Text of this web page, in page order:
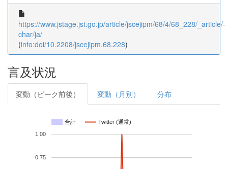
https://www.jstage.jst.go.jp/article/jscejipm/68/4/68_228/_article/-
char/ja/
(info:doi/10.2208/jscejipm.68.228)
言及状況
変動（ピーク前後） 変動（月別） 分布
合計 Twitter (通常)
0.75
1.00